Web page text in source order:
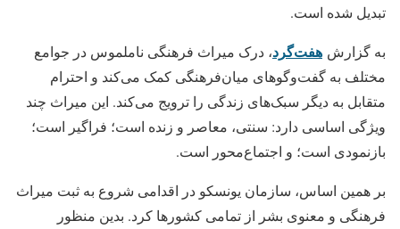
تبدیل شده است.
به گزارش هفت‌گرد، درک میراث فرهنگی ناملموس در جوامع
مختلف به گفت‌وگوهای میان‌فرهنگی کمک می‌کند و احترام
متقابل به دیگر سبک‌های زندگی را ترویج می‌کند. این میراث چند
ویژگی اساسی دارد: سنتی، معاصر و زنده است؛ فراگیر است؛
بازنمودی است؛ و اجتماع‌محور است.
بر همین اساس، سازمان یونسکو در اقدامی شروع به ثبت میراث
فرهنگی و معنوی بشر از تمامی کشورها کرد. بدین منظور